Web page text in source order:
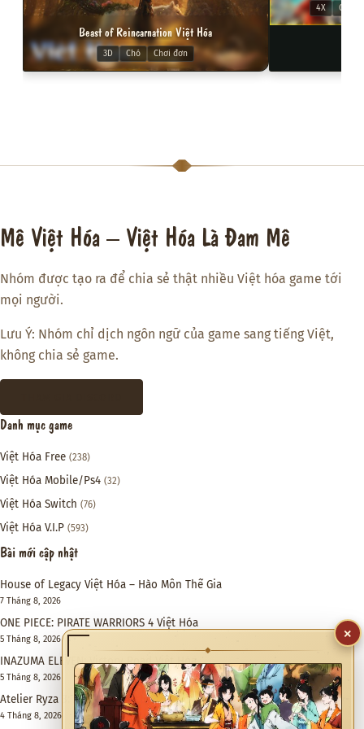
Beast of Reincarnation Việt Hóa
3D Chó Chơi đơn
4X
Mê Việt Hóa – Việt Hóa Là Đam Mê
Nhóm được tạo ra để chia sẻ thật nhiều Việt hóa game tới
mọi người.
Lưu Ý: Nhóm chỉ dịch ngôn ngữ của game sang tiếng Việt,
không chia sẻ game.
Danh mục game
Việt Hóa Free (238)
Việt Hóa Mobile/Ps4 (32)
Việt Hóa Switch (76)
Việt Hóa V.I.P (593)
Bài mới cập nhật
House of Legacy Việt Hóa – Hào Môn Thế Gia
7 Tháng 8, 2026
ONE PIECE: PIRATE WARRIORS 4 Việt Hóa
5 Tháng 8, 2026
INAZUMA ELEVEN: Victory Road Việt Hóa
5 Tháng 8, 2026
Atelier Ryza 3: Alchemist of the End & the Secret Key DX Việt Hóa
4 Tháng 8, 2026
×
◆